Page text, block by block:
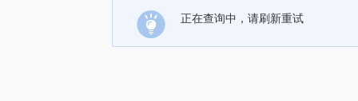
正在查询中，请刷新重试